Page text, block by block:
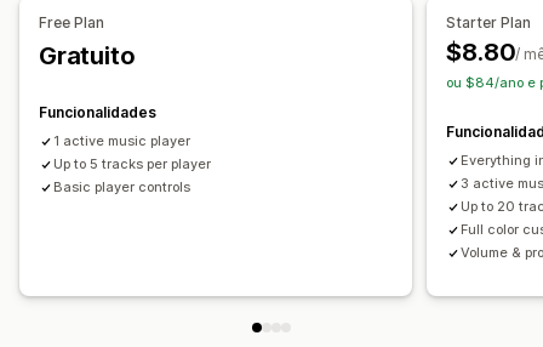
Free Plan
Gratuito
Funcionalidades
1 active music player
Up to 5 tracks per player
Basic player controls
Starter Plan
$8.80/
ou $84/ano e
Everything
3 active
Up to 20
Full color
Volume &